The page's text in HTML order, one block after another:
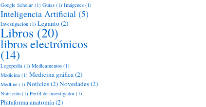
Google Scholar (1) Guías (1) Imágenes (1)
Inteligencia Artificial (5)
Investigación (1) Leganto(2)
Libros(20)
libros electrónicos
(14)
Logopedia (1) Medicamentos (1)
Medicina (1) Medicina gráfica(2)
Medline (1) Noticias(2)Novedades(2)
Nutrición (1) Perfil de investigador (1)
Plataforma anatomía(2)